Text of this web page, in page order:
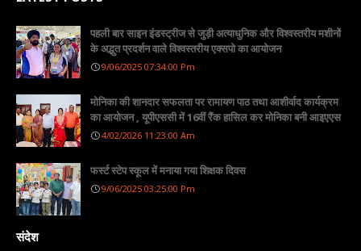
पहली बार साइन इंडस्ट्रीज से जुड़ी अत्याधुनिक और विश्वस्तरीय मशीनों
के अद्भुत प्रदर्शन वाले विश्वस्तरीय एक्सपो का आयोजन
9/06/2025 07:34:00 Pm
मोनिका की शानदार सफलता पर रामायण पाठ तथा आशीर्वाद कार्यक्रम
का आयोजन , यूपीएससी में 16वीं रैंक हासिल कर मोनिका बनी आइएएस
4/02/2026 11:23:00 Am
फर्स्ट स्टेप स्कूल में मनाया गया शिक्षक दिवस
9/06/2025 03:25:00 Pm
संदेश